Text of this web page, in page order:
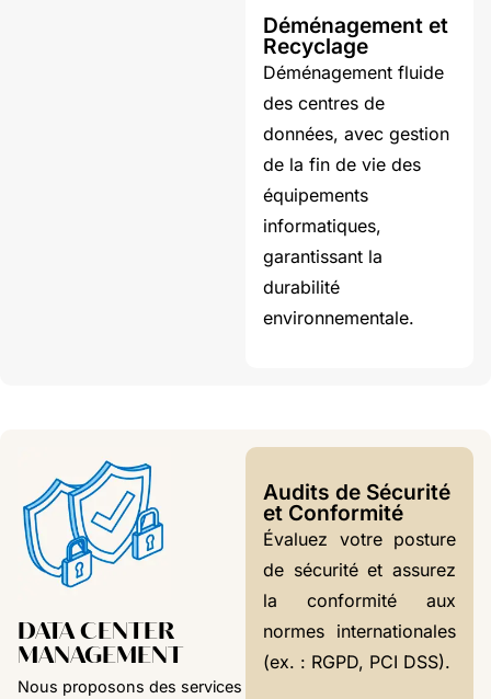
Déménagement et
Recyclage
Déménagement fluide
des centres de
données, avec gestion
de la fin de vie des
équipements
informatiques,
garantissant la
durabilité
environnementale.
DATA CENTER
MANAGEMENT
Nous proposons des services
Audits de Sécurité
et Conformité
Évaluez votre posture
de sécurité et assurez
la conformité aux
normes internationales
(ex. : RGPD, PCI DSS).